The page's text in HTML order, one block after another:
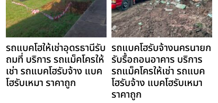
รถแบคโฮให้เช่าอุดรธานีรับ
ถมที่ บริการ รถแม็คโครให้
เช่า รถแบคโฮรับจ้าง แบค
โฮรับเหมา ราคาถูก
รถแบคโฮรับจ้างนครนายก
รับรื้อถอนอาคาร บริการ
รถแม็คโครให้เช่า รถแบค
โฮรับจ้าง แบคโฮรับเหมา
ราคาถูก